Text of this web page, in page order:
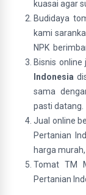
kuasai agar
Budidaya
kami
NPK
Bisnis
Indonesia
sama
pasti datang.
Jual online
Pertanian
harga
Tomat TM
Pertanian